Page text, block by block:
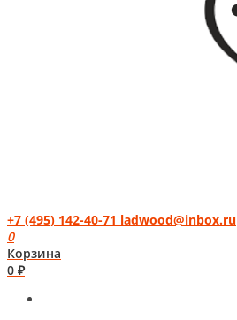
+7 (495) 142-40-71 ladwood@inbox.ru
0
Корзина
0 ₽